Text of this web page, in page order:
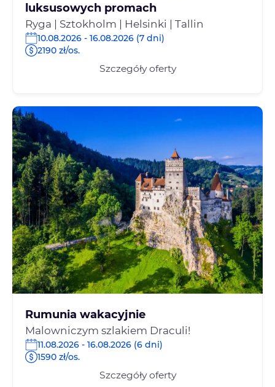
luksusowych promach
Ryga | Sztokholm | Helsinki | Tallin
10.08.2026 - 16.08.2026 (7 dni)
2190 zł/os.
Szczegóły oferty
Rumunia wakacyjnie
Malowniczym szlakiem Draculi!
11.08.2026 - 16.08.2026 (6 dni)
1590 zł/os.
Szczegóły oferty